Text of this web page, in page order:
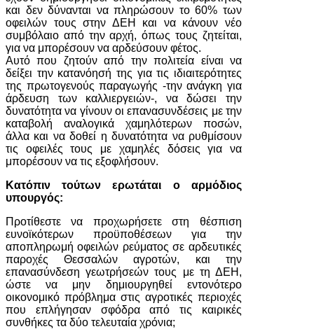
και δεν δύνανται να πληρώσουν το 60% των
οφειλών τους στην ΔΕΗ και να κάνουν νέο
συμβόλαιο από την αρχή, όπως τους ζητείται,
για να μπορέσουν να αρδεύσουν φέτος.
Αυτό που ζητούν από την πολιτεία είναι να
δείξει την κατανόησή της για τις ιδιαιτερότητες
της πρωτογενούς παραγωγής -την ανάγκη για
άρδευση των καλλιεργειών-, να δώσει την
δυνατότητα να γίνουν οι επανασυνδέσεις με την
καταβολή αναλογικά χαμηλότερων ποσών,
άλλα και να δοθεί η δυνατότητα να ρυθμίσουν
τις οφειλές τους με χαμηλές δόσεις για να
μπορέσουν να τις εξοφλήσουν.
Κατόπιν τούτων ερωτάται ο αρμόδιος
υπουργός:
Προτίθεστε να προχωρήσετε στη θέσπιση
ευνοϊκότερων προϋποθέσεων για την
αποπληρωμή οφειλών ρεύματος σε αρδευτικές
παροχές Θεσσαλών αγροτών, και την
επανασύνδεση γεωτρήσεών τους με τη ΔΕΗ,
ώστε να μην δημιουργηθεί εντονότερο
οικονομικό πρόβλημα στις αγροτικές περιοχές
που επλήγησαν σφόδρα από τις καιρικές
συνθήκες τα δύο τελευταία χρόνια;